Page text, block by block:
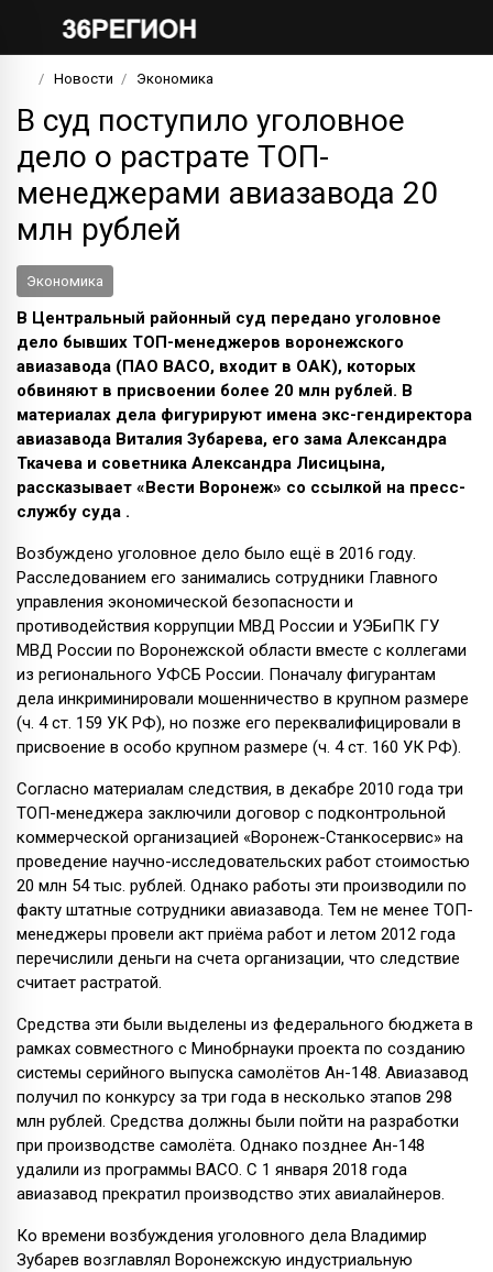
Новости Экономика
В суд поступило уголовное
дело о растрате ТОП-
менеджерами авиазавода 20
млн рублей
Экономика
В Центральный районный суд передано уголовное
дело бывших ТОП-менеджеров воронежского
авиазавода (ПАО ВАСО, входит в ОАК), которых
обвиняют в присвоении более 20 млн рублей. В
материалах дела фигурируют имена экс-гендиректора
авиазавода Виталия Зубарева, его зама Александра
Ткачева и советника Александра Лисицына,
рассказывает «Вести Воронеж» со ссылкой на пресс-
службу суда .
Возбуждено уголовное дело было ещё в 2016 году.
Расследованием его занимались сотрудники Главного
управления экономической безопасности и
противодействия коррупции МВД России и УЭБиПК ГУ
МВД России по Воронежской области вместе с коллегами
из регионального УФСБ России. Поначалу фигурантам
дела инкриминировали мошенничество в крупном размере
(ч. 4 ст. 159 УК РФ), но позже его переквалифицировали в
присвоение в особо крупном размере (ч. 4 ст. 160 УК РФ).
Согласно материалам следствия, в декабре 2010 года три
ТОП-менеджера заключили договор с подконтрольной
коммерческой организацией «Воронеж-Станкосервис» на
проведение научно-исследовательских работ стоимостью
20 млн 54 тыс. рублей. Однако работы эти производили по
факту штатные сотрудники авиазавода. Тем не менее ТОП-
менеджеры провели акт приёма работ и летом 2012 года
перечислили деньги на счета организации, что следствие
считает растратой.
Средства эти были выделены из федерального бюджета в
рамках совместного с Минобрнауки проекта по созданию
системы серийного выпуска самолётов Ан-148. Авиазавод
получил по конкурсу за три года в несколько этапов 298
млн рублей. Средства должны были пойти на разработки
при производстве самолёта. Однако позднее Ан-148
удалили из программы ВАСО. С 1 января 2018 года
авиазавод прекратил производство этих авиалайнеров.
Ко времени возбуждения уголовного дела Владимир
Зубарев возглавлял Воронежскую индустриальную